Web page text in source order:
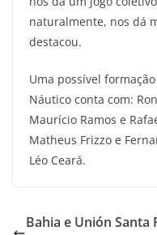
naturalmente, nos dá
destacou.
Uma possível
Náutico conta com:
Maurício Ramos e
Matheus Frizzo e
Léo Ceará.
Bahia e Unión Santa